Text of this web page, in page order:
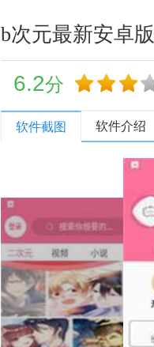
b次元最新安卓版
6.2分
软件截图 软件介绍